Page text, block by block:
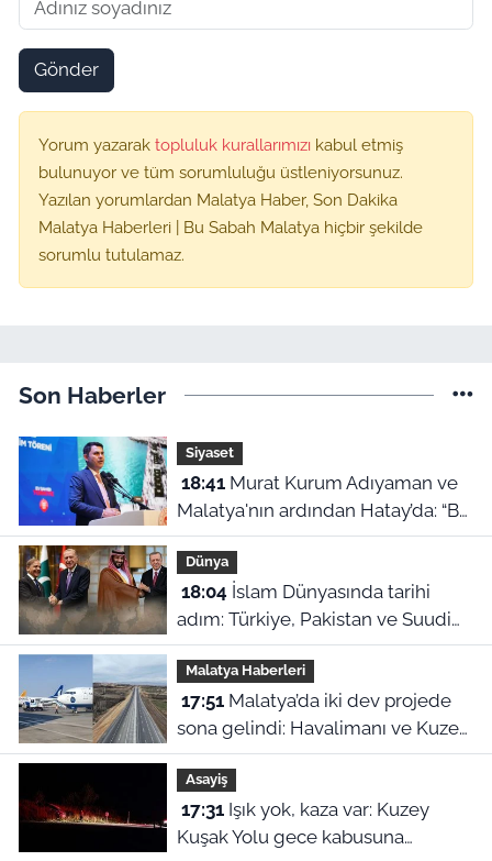
Gönder
Yorum yazarak topluluk kurallarımızı kabul etmiş
bulunuyor ve tüm sorumluluğu üstleniyorsunuz.
Yazılan yorumlardan Malatya Haber, Son Dakika
Malatya Haberleri | Bu Sabah Malatya hiçbir şekilde
sorumlu tutulamaz.
Son Haberler
Siyaset
18:41Murat Kurum Adıyaman ve
Malatya'nın ardından Hatay’da: “Bu
işler ahbap çavuş ilişkisiyle
yürümez”
Dünya
18:04
adım: Türkiye, Pakistan ve Suudi
Arabistan'dan Ortak Savunma
Anlaşması!
Malatya Haberleri
17:51Malatya’da iki dev projede
sona gelindi: Havalimanı ve Kuzey
Çevre Yolu için açılış tarihleri ilan
edildi
Asayiş
17:31Işık yok, kaza var: Kuzey
Kuşak Yolu gece kabusuna